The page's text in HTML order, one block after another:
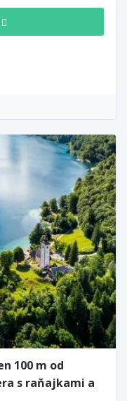
100 m od
s raňajkami a